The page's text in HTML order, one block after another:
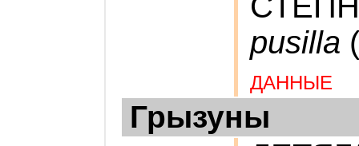
pusilla
ДАННЫЕ
Грызуны